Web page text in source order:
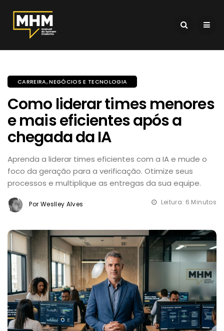
CARREIRA, NEGÓCIOS E TECNOLOGIA
Como liderar times menores
e mais eficientes após a
chegada da IA
Aprenda a liderar times eficientes com a IA e mude o
foco da geração para a verificação. Otimize seus
processos e multiplique as entregas da sua equipe.
Por Weslley Alves Leitura: 6 Minutos